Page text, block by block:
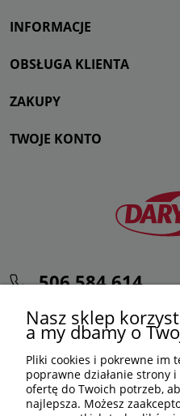
INFORMACJE
OBSŁUGA KLIENTA
ZAKUPY
TWOJE KONTO
506 584 614
pon. - pt.: 7:00 - 15:00
Nasz sklep
a my dbamy o
Pliki cookies i pokrewne im
poprawne działanie strony
ofertę do Twoich potrzeb,
najlepsza. Możesz